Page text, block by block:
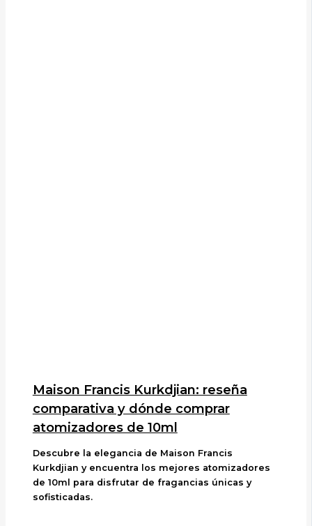
Maison Francis Kurkdjian: reseña
comparativa y dónde comprar
atomizadores de 10ml
Descubre la elegancia de Maison Francis
Kurkdjian y encuentra los mejores atomizadores
de 10ml para disfrutar de fragancias únicas y
sofisticadas.